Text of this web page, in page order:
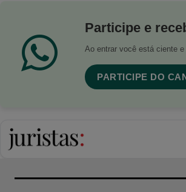
Participe e
Ao entrar você está ciente
PARTICIPE DO